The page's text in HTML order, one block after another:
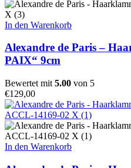
In den Warenkorb
Alexandre de Paris –
PAIX“ 9cm
Bewertet mit 5.00 von 5
€129,00
In den Warenkorb